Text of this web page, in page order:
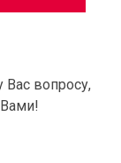
Вас вопросу,